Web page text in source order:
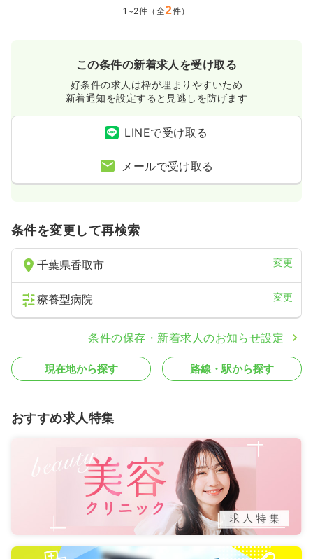
1~2件（全2件）
この条件の新着求人を受け取る
好条件の求人は枠が埋まりやすいため
新着通知を設定すると見逃しを防げます
LINEで受け取る
メールで受け取る
条件を変更して再検索
千葉県香取市 変更
療養型病院 変更
条件の保存・新着求人のお知らせ設定
現在地から探す 路線・駅から探す
おすすめ求人特集